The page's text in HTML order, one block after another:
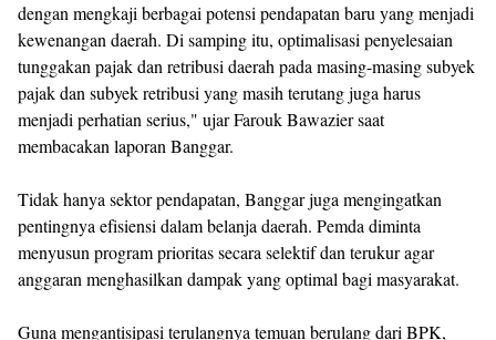
dengan mengkaji berbagai potensi pendapatan baru yang menjadi
kewenangan daerah. Di samping itu, optimalisasi penyelesaian
tunggakan pajak dan retribusi daerah pada masing-masing subyek
pajak dan subyek retribusi yang masih terutang juga harus
menjadi perhatian serius," ujar Farouk Bawazier saat
membacakan laporan Banggar.
Tidak hanya sektor pendapatan, Banggar juga mengingatkan
pentingnya efisiensi dalam belanja daerah. Pemda diminta
menyusun program prioritas secara selektif dan terukur agar
anggaran menghasilkan dampak yang optimal bagi masyarakat.
Guna mengantisipasi terulangnya temuan berulang dari BPK,